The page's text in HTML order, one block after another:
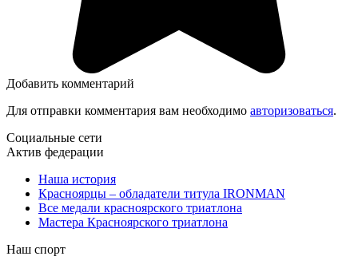
Добавить комментарий
Для отправки комментария вам необходимо авторизоваться.
Социальные сети
Актив федерации
Наша история
Красноярцы – обладатели титула IRONMAN
Все медали красноярского триатлона
Мастера Красноярского триатлона
Наш спорт